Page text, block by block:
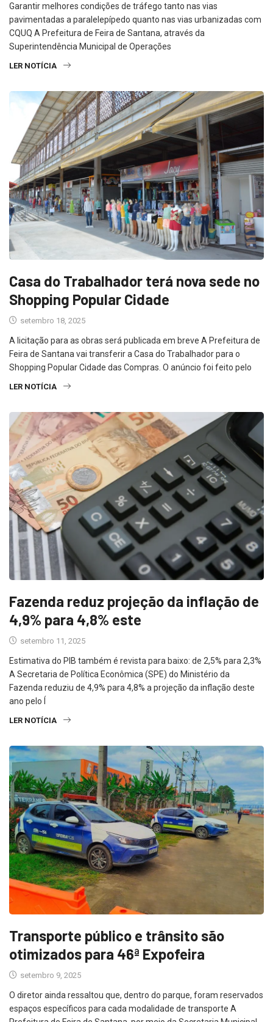
Garantir melhores condições de tráfego tanto nas vias
pavimentadas a paralelepípedo quanto nas vias urbanizadas com
CQUQ A Prefeitura de Feira de Santana, através da
Superintendência Municipal de Operações
LER NOTÍCIA
Casa do Trabalhador terá nova sede no
Shopping Popular Cidade
setembro 18, 2025
A licitação para as obras será publicada em breve A Prefeitura de
Feira de Santana vai transferir a Casa do Trabalhador para o
Shopping Popular Cidade das Compras. O anúncio foi feito pelo
LER NOTÍCIA
Fazenda reduz projeção da inflação de
4,9% para 4,8% este
setembro 11, 2025
Estimativa do PIB também é revista para baixo: de 2,5% para 2,3%
A Secretaria de Política Econômica (SPE) do Ministério da
Fazenda reduziu de 4,9% para 4,8% a projeção da inflação deste
ano pelo Í
LER NOTÍCIA
Transporte público e trânsito são
otimizados para 46ª Expofeira
setembro 9, 2025
O diretor ainda ressaltou que, dentro do parque, foram reservados
espaços específicos para cada modalidade de transporte A